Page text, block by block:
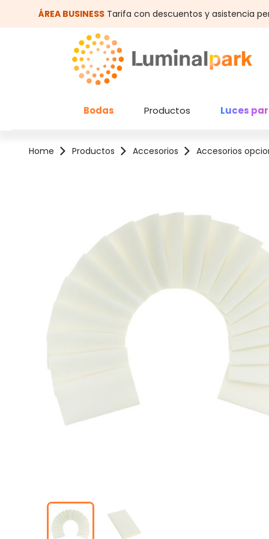
al contenido principal
Saltar a la búsqueda
ÁREA BUSINESS Tarifa con descuentos y asistencia
Bodas Productos Luces
Home Productos Accesorios Accesorios